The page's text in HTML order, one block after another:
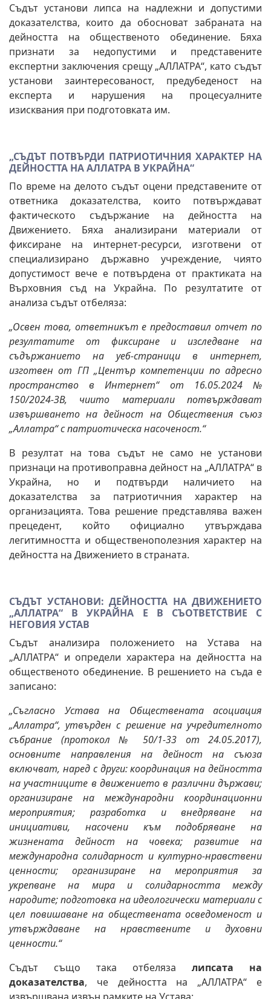
Съдът установи липса на надлежни и допустими
доказателства, които да обосноват забраната на
дейността на общественото обединение. Бяха
признати за недопустими и представените
експертни заключения срещу „АЛЛАТРА“, като съдът
установи заинтересованост, предубеденост на
експерта и нарушения на процесуалните
изисквания при подготовката им.
„СЪДЪТ ПОТВЪРДИ ПАТРИОТИЧНИЯ ХАРАКТЕР НА
ДЕЙНОСТТА НА АЛЛАТРА В УКРАЙНА“
По време на делото съдът оцени представените от
ответника доказателства, които потвърждават
фактическото съдържание на дейността на
Движението. Бяха анализирани материали от
фиксиране на интернет-ресурси, изготвени от
специализирано държавно учреждение, чиято
допустимост вече е потвърдена от практиката на
Върховния съд на Украйна. По резултатите от
анализа съдът отбеляза:
„Освен това, ответникът е предоставил отчет по
резултатите от фиксиране и изследване на
съдържанието на уеб-страници в интернет,
изготвен от ГП „Център компетенции по адресно
пространство в Интернет“ от 16.05.2024 №
150/2024-ЗВ, чиито материали потвърждават
извършването на дейност на Обществения съюз
„Аллатра“ с патриотическа насоченост.“
В резултат на това съдът не само не установи
признаци на противоправна дейност на „АЛЛАТРА“ в
Украйна, но и подтвърди наличието на
доказателства за патриотичния характер на
организацията. Това решение представлява важен
прецедент, който официално утвърждава
легитимността и общественополезния характер на
дейността на Движението в страната.
СЪДЪТ УСТАНОВИ: ДЕЙНОСТТА НА ДВИЖЕНИЕТО
„АЛЛАТРА“ В УКРАЙНА Е В СЪОТВЕТСТВИЕ С
НЕГОВИЯ УСТАВ
Съдът анализира положението на Устава на
„АЛЛАТРА“ и определи характера на дейността на
общественото обединение. В решението на съда е
записано:
„Съгласно Устава на Обществената асоциация
„Аллатра“, утвърден с решение на учредителното
събрание (протокол № 50/1-33 от 24.05.2017),
основните направления на дейност на съюза
включват, наред с други: координация на дейността
на участниците в движението в различни държави;
организиране на международни координационни
мероприятия; разработка и внедряване на
инициативи, насочени към подобряване на
жизнената дейност на човека; развитие на
международна солидарност и културно-нравствени
ценности; организиране на мероприятия за
укрепване на мира и солидарността между
народите; подготовка на идеологически материали с
цел повишаване на обществената осведоменост и
утвърждаване на нравствените и духовни
ценности.“
Съдът също така отбеляза липсата на
доказателства, че дейността на „АЛЛАТРА“ е